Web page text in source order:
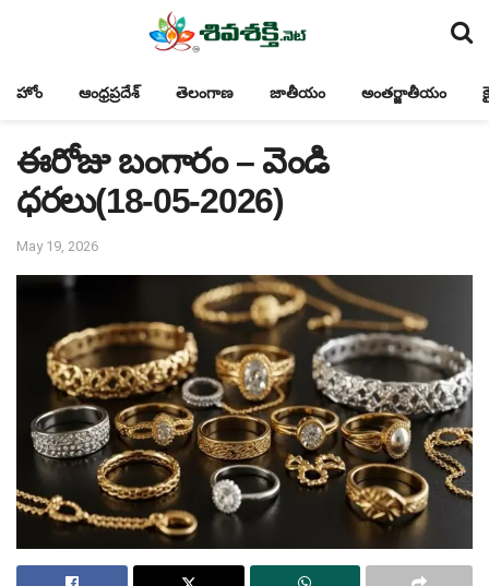
హోం ఆంధ్రప్రదేశ్ తెలంగాణ జాతీయం అంతర్జాతీయం
ఈరోజు బంగారం – వెండి
ధరలు(18-05-2026)
May 19, 2026